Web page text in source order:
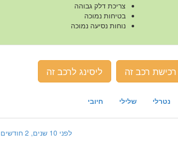
צריכת דלק גבוהה
בטיחות נמוכה
נוחות נסיעה נמוכה
רכישת רכב זה ליסינג לרכב זה
חיובי שלילי נטרלי
לפני 10 שנים, 2 חודשים